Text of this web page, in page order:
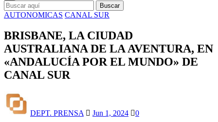
Buscar
AUTONOMICAS CANAL SUR
BRISBANE, LA CIUDAD
AUSTRALIANA DE LA AVENTURA, EN
«ANDALUCÍA POR EL MUNDO» DE
CANAL SUR
DEPT. PRENSA Jun 1, 2024 0